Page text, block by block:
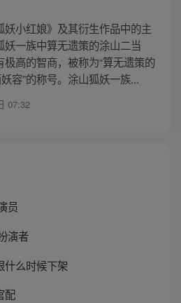
小红娘》及其衍生作品中的主
一族中算无遗策的涂山二当
高的智商，被称为“算无遗策的
容”的称号。涂山狐妖一族...
07:32
员
演者
什么时候下架
配